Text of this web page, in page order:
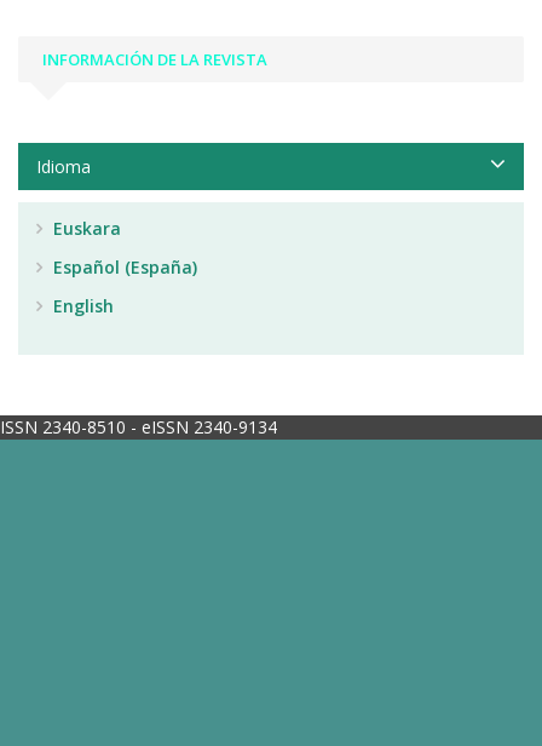
INFORMACIÓN DE LA REVISTA
Idioma
Euskara
Español (España)
English
ISSN 2340-8510 - eISSN 2340-9134